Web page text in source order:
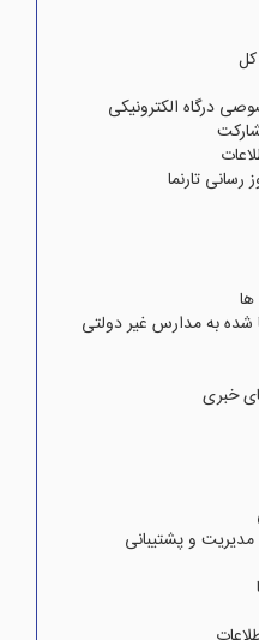
کل
درگاه الکترونیکی
رسانی تارنما
شده به مدارس غیر دولتی
خبری
و پشتیبانی